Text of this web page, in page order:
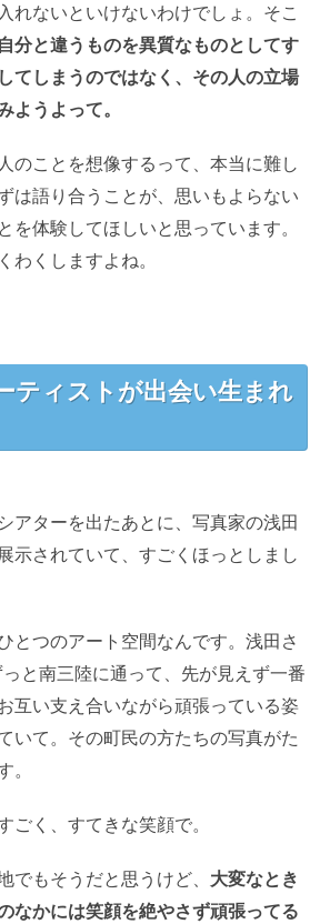
れないといけないわけでしょ。そこ
自分と違うものを異質なものとしてす
てしまうのではなく、その人の立場
ようよって。
のことを想像するって、本当に難し
は語り合うことが、思いもよらない
を体験してほしいと思っています。
わくしますよね。
ティストが出会い生まれ
アターを出たあとに、写真家の浅田
示されていて、すごくほっとしまし
とつのアート空間なんです。浅田さ
と南三陸に通って、先が見えず一番
互い支え合いながら頑張っている姿
いて。その町民の方たちの写真がた
。
ごく、すてきな笑顔で。
でもそうだと思うけど、 大変なとき
なかには笑顔を絶やさず頑張ってる